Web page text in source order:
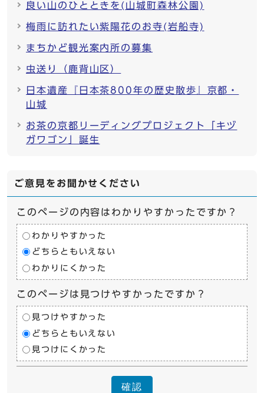
良い山のひとときを(山城町森林公園)
梅雨に訪れたい紫陽花のお寺(岩船寺)
まちかど観光案内所の募集
虫送り（鹿背山区）
日本遺産『日本茶800年の歴史散歩』京都・
山城
お茶の京都リーディングプロジェクト「キヅ
ガワゴン」誕生
ご意見をお聞かせください
このページの内容はわかりやすかったですか？
わかりやすかった
どちらともいえない
わかりにくかった
このページは見つけやすかったですか？
見つけやすかった
どちらともいえない
見つけにくかった
確認